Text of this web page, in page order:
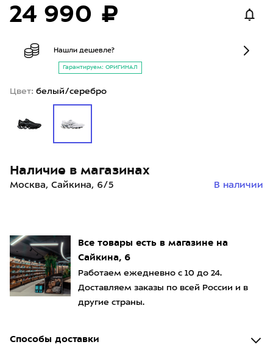
Все товары есть в магазине на
Сайкина, 6
Работаем ежедневно с 10 до 24.
Доставляем заказы по всей России и в
другие страны.
Способы доставки
24 990 ₽
Нашли дешевле?
Гарантируем: ОРИГИНАЛ
Цвет: белый/серебро
Наличие в магазинах
Москва, Сайкина, 6/5 В наличии